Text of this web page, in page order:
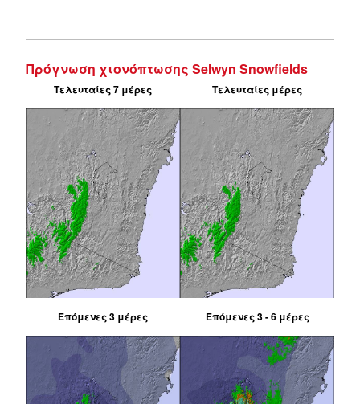
Πρόγνωση χιονόπτωσης Selwyn Snowfields
Τελευταίες 7 μέρες Τελευταίες μέρες
Επόμενες 3 μέρες Επόμενες 3 - 6 μέρες